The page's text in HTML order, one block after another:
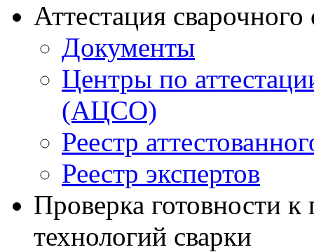
Аттестация
Документы
Центры по
(АЦСО)
Реестр
Реестр экспертов
Проверка готовности
технологий сварки